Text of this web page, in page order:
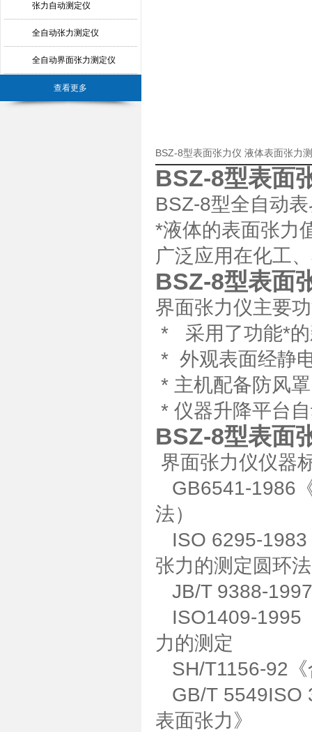
张力自动测定仪
全自动张力测定仪
全自动界面张力测定仪
查看更多
BSZ-8型表面张力仪 液体表面张力
BSZ-8型表面
BSZ-8型全自动
*液体的表面张力
广泛应用在化工
BSZ-8型表面
界面张力仪主要
* 采用了功能*的
* 外观表面经静
* 主机配备防风
* 仪器升降平台
BSZ-8型表面
界面张力仪仪器
GB6541-1986
法）
ISO 6295-1983
张力的测定圆环
JB/T 9388-
ISO1409-1995
力的测定
SH/T1156-92《
GB/T 5549ISO
表面张力》